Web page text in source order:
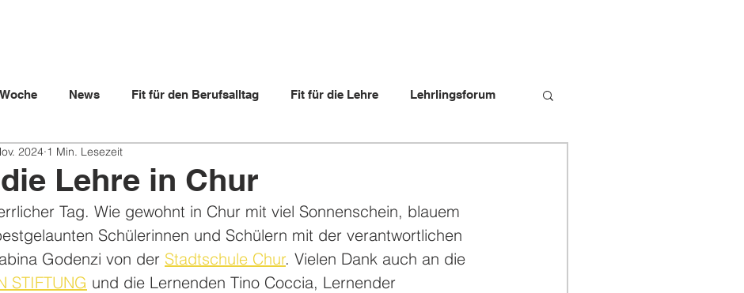
News Fit für den Berufsalltag Fit für die Lehre Lehrlingsforum
Eltern Lehrbetriebe
Lehre in Chur
2024 1 Min. Lesezeit
Tag. Wie gewohnt in Chur mit viel Sonnenschein, blauem
Schülerinnen und Schülern mit der verantwortlichen
Godenzi von der Stadtschule Chur. Vielen Dank auch an die
STIFTUNG und die Lernenden Tino Coccia, Lernender